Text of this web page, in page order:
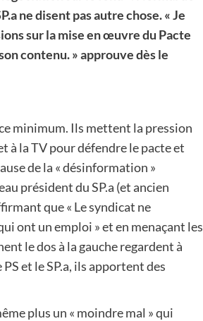
ne disent pas autre chose. « Je
sur la mise en œuvre du Pacte
contenu. » approuve dès le
minimum. Ils mettent la pression
à la TV pour défendre le pacte et
de la « désinformation »
président du SP.a (et ancien
que « Le syndicat ne
ont un emploi » et en menaçant les
le dos à la gauche regardent à
et le SP.a, ils apportent des
plus un « moindre mal » qui